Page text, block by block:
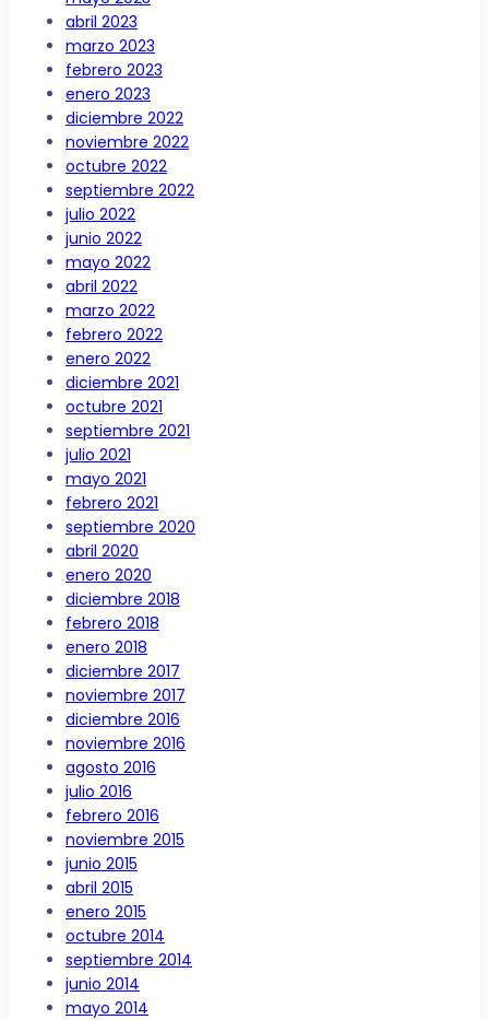
abril 2023
marzo 2023
febrero 2023
enero 2023
diciembre 2022
noviembre 2022
octubre 2022
septiembre 2022
julio 2022
junio 2022
mayo 2022
abril 2022
marzo 2022
febrero 2022
enero 2022
diciembre 2021
octubre 2021
septiembre 2021
julio 2021
mayo 2021
febrero 2021
septiembre 2020
abril 2020
enero 2020
diciembre 2018
febrero 2018
enero 2018
diciembre 2017
noviembre 2017
diciembre 2016
noviembre 2016
agosto 2016
julio 2016
febrero 2016
noviembre 2015
junio 2015
abril 2015
enero 2015
octubre 2014
septiembre 2014
junio 2014
mayo 2014